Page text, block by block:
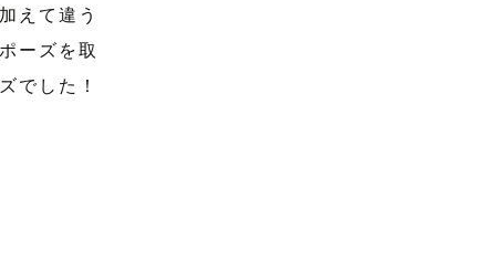
えて違う
ーズを取
でした！